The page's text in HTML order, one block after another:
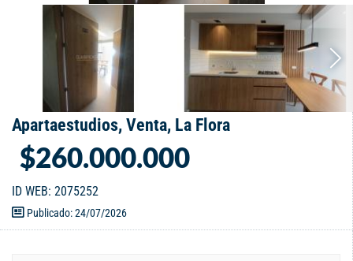
Apartaestudios, Venta, La Flora
$260.000.000
ID WEB: 2075252
Publicado: 24/07/2026